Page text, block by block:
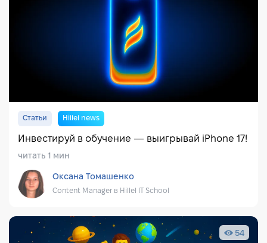
Статьи Hillel news
Инвестируй в обучение — выигрывай iPhone 17!
читать 1 мин
Оксана Томашенко
Content Manager в Hillel IT School
54